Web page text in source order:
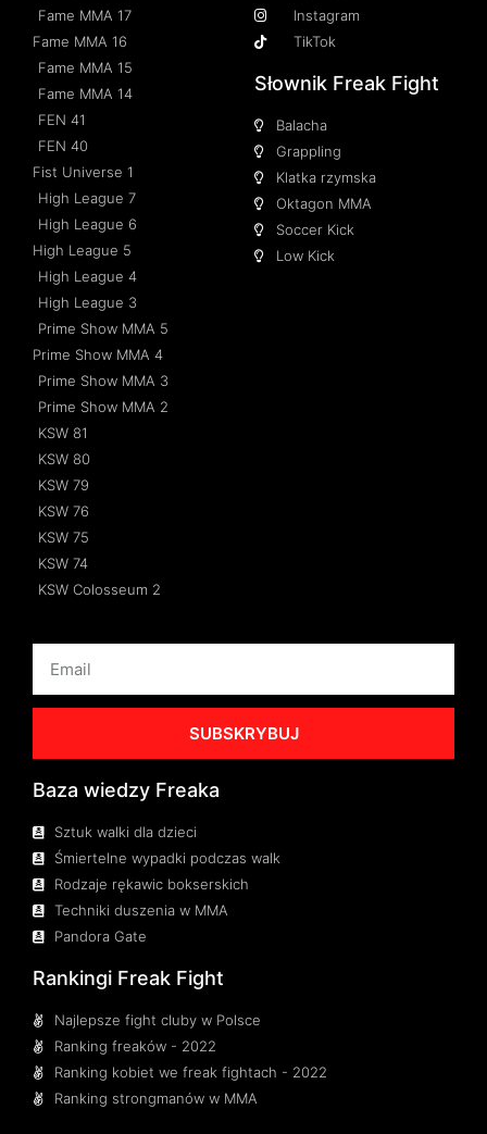
Fame MMA 17
Fame MMA 16
Fame MMA 15
Fame MMA 14
FEN 41
FEN 40
Fist Universe 1
High League 7
High League 6
High League 5
High League 4
High League 3
Prime Show MMA 5
Prime Show MMA 4
Prime Show MMA 3
Prime Show MMA 2
KSW 81
KSW 80
KSW 79
KSW 76
KSW 75
KSW 74
KSW Colosseum 2
Instagram
TikTok
Słownik Freak Fight
Balacha
Grappling
Klatka rzymska
Oktagon MMA
Soccer Kick
Low Kick
SUBSKRYBUJ
Baza wiedzy Freaka
Sztuk walki dla dzieci
Śmiertelne wypadki podczas walk
Rodzaje rękawic bokserskich
Techniki duszenia w MMA
Pandora Gate
Rankingi Freak Fight
Najlepsze fight cluby w Polsce
Ranking freaków - 2022
Ranking kobiet we freak fightach - 2022
Ranking strongmanów w MMA